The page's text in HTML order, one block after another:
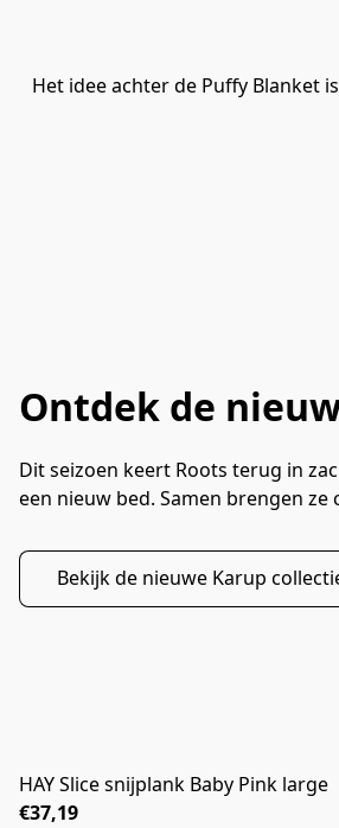
Het idee achter de Puffy Blanket
Ontdek de
Dit seizoen keert Roots terug in
een nieuw bed. Samen brengen
Bekijk de nieuwe Karup
HAY Slice snijplank Baby Pink large
€37,19